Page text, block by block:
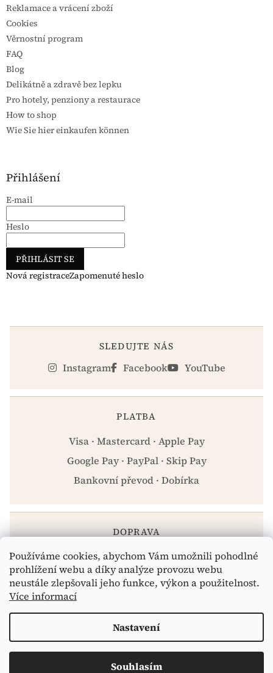
Používáme cookies, abychom Vám umožnili pohodlné
prohlížení webu a díky analýze provozu webu
neustále zlepšovali jeho funkce, výkon a použitelnost.
Více informací
Nastavení
Souhlasím
Reklamace a vrácení zboží
Cookies
Věrnostní program
FAQ
Blog
Delikátně a zdravě bez lepku
Pro hotely, penziony a restaurace
How to shop
Wie Sie hier einkaufen können
Přihlášení
E-mail
Heslo
PŘIHLÁSIT SE
Nová registraceZapomenuté heslo
SLEDUJTE NÁS
Instagram Facebook YouTube
PLATBA
Visa · Mastercard · Apple Pay
Google Pay · PayPal · Skip Pay
Bankovní převod · Dobírka
DOPRAVA
Zásilkovna · PPL · Osobní odběr Praha
Copyright 2026eshop.celiakarna.cz. Všechna práva
vyhrazena.